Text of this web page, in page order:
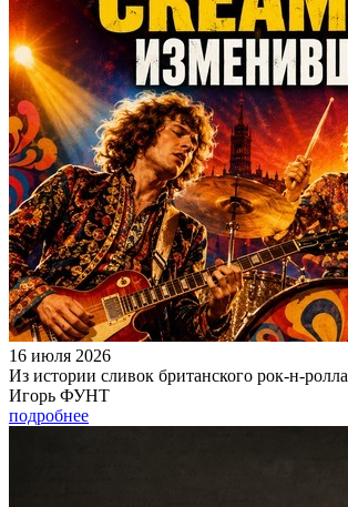
16 июля 2026
Из истории сливок британского рок-н-ролла
Игорь ФУНТ
подробнее